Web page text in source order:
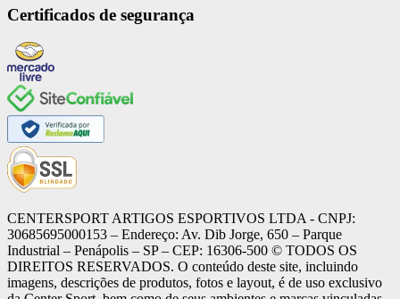
Certificados de segurança
CENTERSPORT ARTIGOS ESPORTIVOS LTDA - CNPJ:
30685695000153 – Endereço: Av. Dib Jorge, 650 – Parque
Industrial – Penápolis – SP – CEP: 16306-500 ©️ TODOS OS
DIREITOS RESERVADOS. O conteúdo deste site, incluindo
imagens, descrições de produtos, fotos e layout, é de uso exclusivo